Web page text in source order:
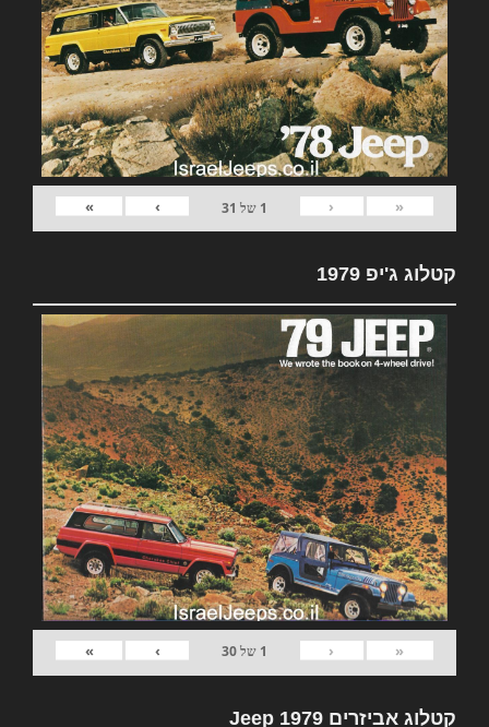
«
‹
1 של 31
›
»
קטלוג ג'יפ 1979
«
‹
1 של30
›
»
קטלוג אביזרים 1979 Jeep